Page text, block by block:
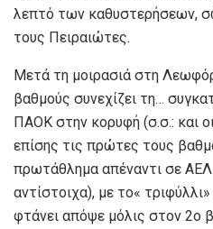
λεπτό των καθυστερήσεων,
τους Πειραιώτες.
Μετά τη μοιρασιά στη
βαθμούς συνεχίζει τη…
ΠΑΟΚ στην κορυφή (σ.σ.: και
επίσης τις πρώτες τους
πρωτάθλημα απέναντι σε
αντίστοιχα), με το«
φτάνει απόψε μόλις στον 2ο